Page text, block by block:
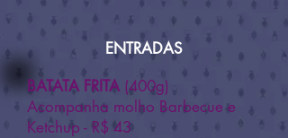
ENTRADAS
BATATA FRITA (400g)
Acompanha molho Barbecue e
Ketchup - R$ 43